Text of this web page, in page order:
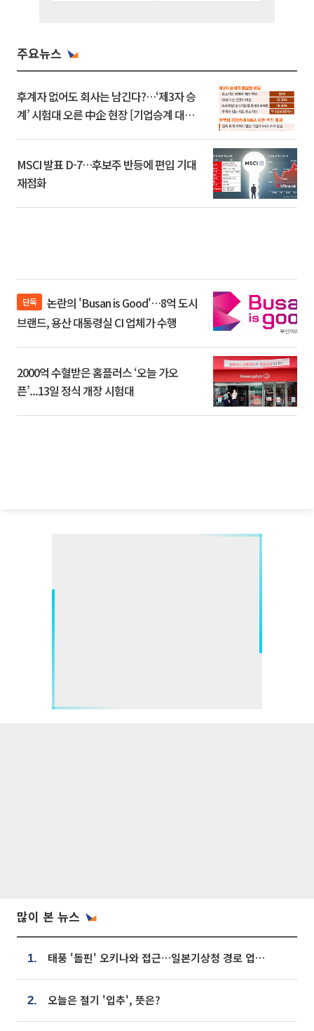
주요뉴스
후계자 없어도 회사는 남긴다?…‘제3자 승
계’ 시험대 오른 中企 현장 [기업승계 대전
MSCI 발표 D-7…후보주 반등에 편입 기대
재점화
단독
브랜드, 용산 대통령실 CI 업체가 수행
2000억 수혈받은 홈플러스 ‘오늘 가오
픈’...13일 정식 개장 시험대
많이 본 뉴스
1. 태풍 '돌핀' 오키나와 접근…일본기상청 경로 업데이트
2. 오늘은 절기 '입추', 뜻은?